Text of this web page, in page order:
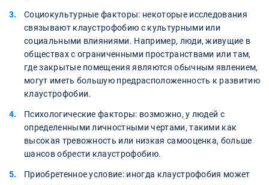
Социокультурные факторы: некоторые исследования
связывают клаустрофобию с культурными или
социальными влияниями. Например, люди, живущие в
обществах с ограниченными пространствами или там,
где закрытые помещения являются обычным явлением,
могут иметь большую предрасположенность к развитию
клаустрофобии.
Психологические факторы: возможно, у людей с
определенными личностными чертами, такими как
высокая тревожность или низкая самооценка, больше
шансов обрести клаустрофобию.
Приобретенное условие: иногда клаустрофобия может